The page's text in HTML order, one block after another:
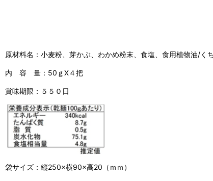
原材料名：小麦粉、芽かぶ、わかめ粉末、食塩、食用植物油/く
内 容 量：50ｇX４把
賞味期限：５５０日
袋サイズ：縦250×横90×高20（ｍｍ）